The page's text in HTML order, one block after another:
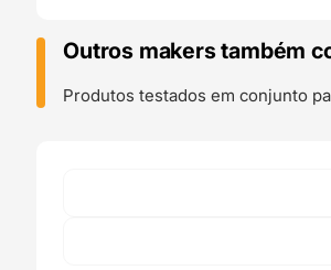
+
M
750g
Outros makers também
Produtos testados em conjunto